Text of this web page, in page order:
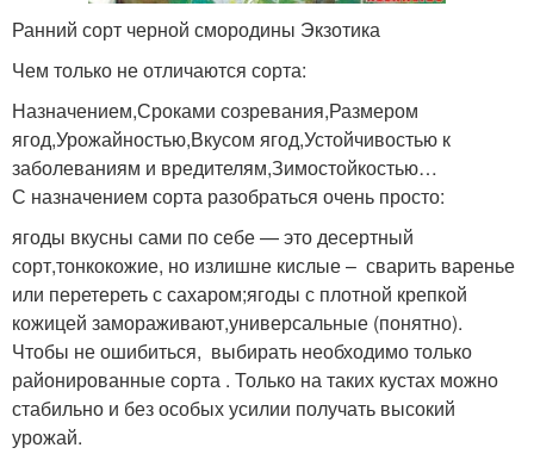
Ранний сорт черной смородины Экзотика
Чем только не отличаются сорта:
Назначением,Сроками созревания,Размером
ягод,Урожайностью,Вкусом ягод,Устойчивостью к
заболеваниям и вредителям,Зимостойкостью…
С назначением сорта разобраться очень просто:
ягоды вкусны сами по себе — это десертный
сорт,тонкокожие, но излишне кислые – сварить варенье
или перетереть с сахаром;ягоды с плотной крепкой
кожицей замораживают,универсальные (понятно).
Чтобы не ошибиться, выбирать необходимо только
районированные сорта . Только на таких кустах можно
стабильно и без особых усилии получать высокий
урожай.